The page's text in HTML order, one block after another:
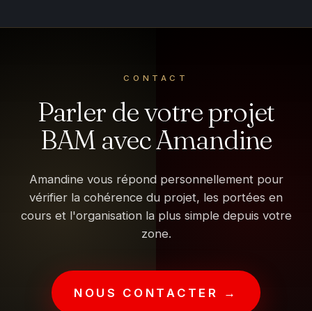
CONTACT
Parler de votre projet
BAM avec Amandine
Amandine vous répond personnellement pour
vérifier la cohérence du projet, les portées en
cours et l'organisation la plus simple depuis votre
zone.
NOUS CONTACTER →